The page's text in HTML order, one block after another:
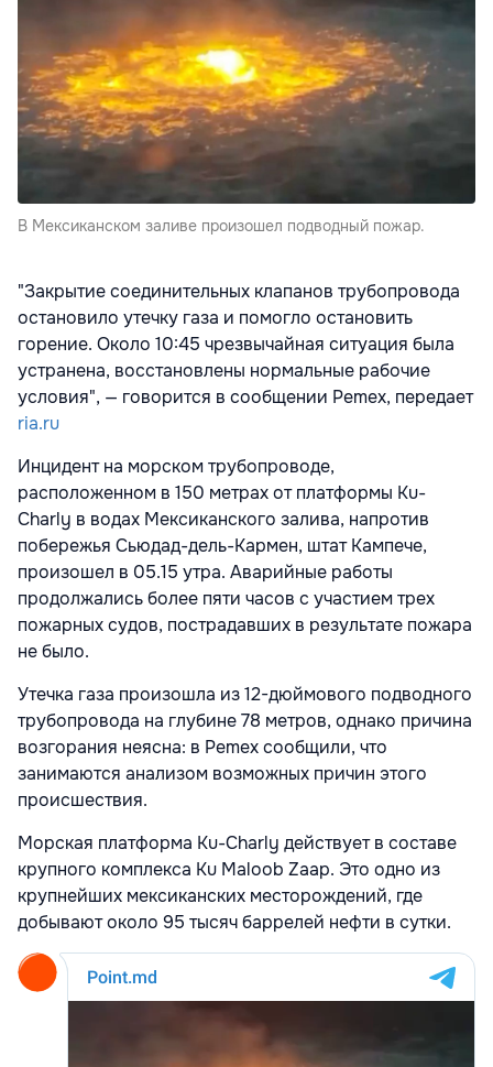
В Мексиканском заливе произошел подводный пожар.
"Закрытие соединительных клапанов трубопровода
остановило утечку газа и помогло остановить
горение. Около 10:45 чрезвычайная ситуация была
устранена, восстановлены нормальные рабочие
условия", — говорится в сообщении Pemex, передает
ria.ru
Инцидент на морском трубопроводе,
расположенном в 150 метрах от платформы Ku-
Charly в водах Мексиканского залива, напротив
побережья Сьюдад-дель-Кармен, штат Кампече,
произошел в 05.15 утра. Аварийные работы
продолжались более пяти часов с участием трех
пожарных судов, пострадавших в результате пожара
не было.
Утечка газа произошла из 12-дюймового подводного
трубопровода на глубине 78 метров, однако причина
возгорания неясна: в Pemex сообщили, что
занимаются анализом возможных причин этого
происшествия.
Морская платформа Ku-Charly действует в составе
крупного комплекса Ku Maloob Zaap. Это одно из
крупнейших мексиканских месторождений, где
добывают около 95 тысяч баррелей нефти в сутки.